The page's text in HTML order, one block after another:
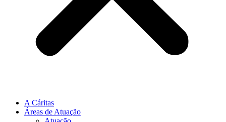
A Cáritas
Áreas de Atuação